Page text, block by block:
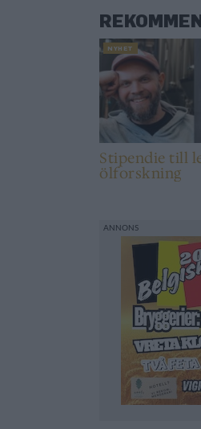
NYHET
Stipendie till
ölforskning